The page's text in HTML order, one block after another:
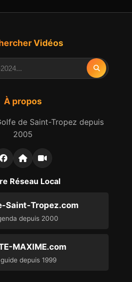
À propos
de Saint-Tropez depuis
2005
Réseau Local
Saint-Tropez.com
depuis 2000
MAXIME.com
depuis 1999
Vidéos